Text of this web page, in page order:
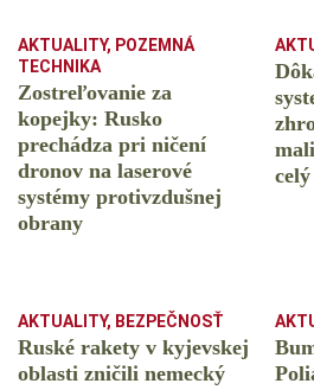
AKTUALITY, POZEMNÁ
TECHNIKA
Zostreľovanie za
kopejky: Rusko
prechádza pri ničení
dronov na laserové
systémy protivzdušnej
obrany
AKTUALITY, BEZPEČNOSŤ
Ruské rakety v kyjevskej
oblasti zničili nemecký